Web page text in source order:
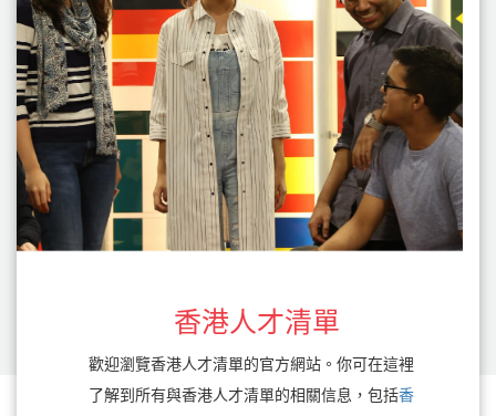
香港人才清單
歡迎瀏覽香港人才清單的官方網站。你可在這裡
了解到所有與香港人才清單的相關信息，包括香